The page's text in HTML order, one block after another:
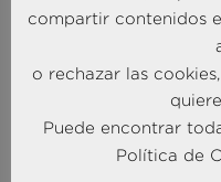
experiencias
MÁS NOTICIAS
compartir contenidos
o rechazar las
Puede encontrar
Política de